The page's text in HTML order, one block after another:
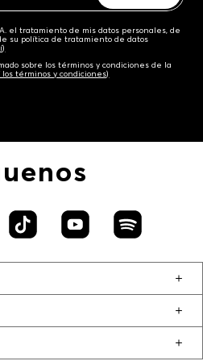
el tratamiento de mis datos personales, de
su política de tratamiento de datos
sobre los términos y condiciones de la
los términos y condiciones)